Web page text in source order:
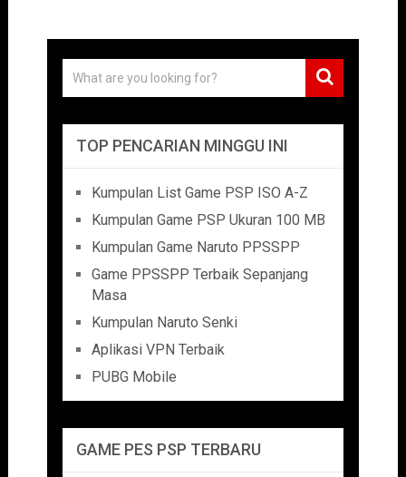
TOP PENCARIAN MINGGU INI
Kumpulan List Game PSP ISO A-Z
Kumpulan Game PSP Ukuran 100 MB
Kumpulan Game Naruto PPSSPP
Game PPSSPP Terbaik Sepanjang
Masa
Kumpulan Naruto Senki
Aplikasi VPN Terbaik
PUBG Mobile
GAME PES PSP TERBARU